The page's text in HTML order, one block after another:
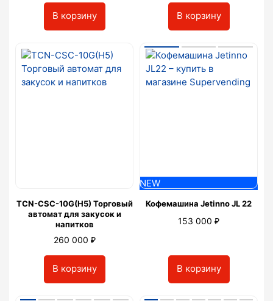
В корзину В корзину
TCN-CSC-10G(H5) Торговый
автомат для закусок и
напитков
260 000 ₽
В корзину
NEW
Кофемашина Jetinno JL 22
153 000 ₽
В корзину